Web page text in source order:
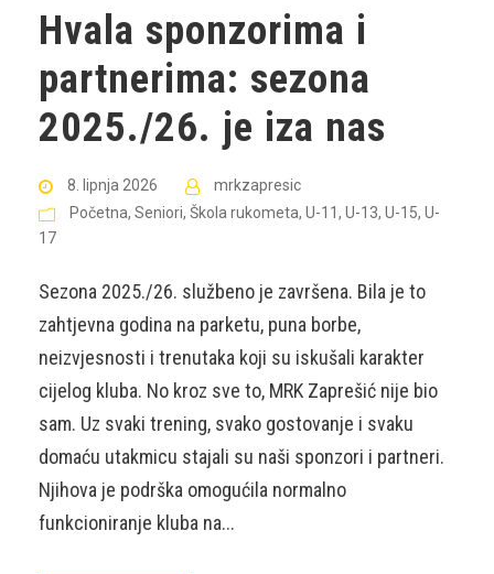
Hvala sponzorima i
partnerima: sezona
2025./26. je iza nas
8. lipnja 2026
mrkzapresic
Početna, Seniori, Škola rukometa, U-11 , U-13, U-15, U-
17
Sezona 2025./26. službeno je završena. Bila je to
zahtjevna godina na parketu, puna borbe,
neizvjesnosti i trenutaka koji su iskušali karakter
cijelog kluba. No kroz sve to, MRK Zaprešić nije bio
sam. Uz svaki trening, svako gostovanje i svaku
domaću utakmicu stajali su naši sponzori i partneri.
Njihova je podrška omogućila normalno
funkcioniranje kluba na...